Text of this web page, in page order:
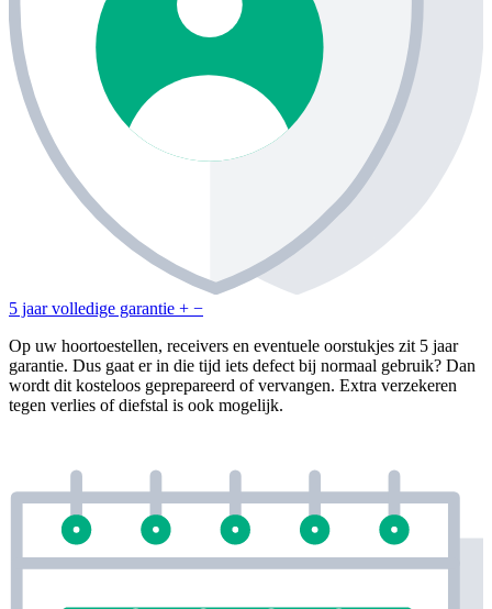
5 jaar volledige garantie + −
Op uw hoortoestellen, receivers en eventuele oorstukjes zit 5 jaar
garantie. Dus gaat er in die tijd iets defect bij normaal gebruik? Dan
wordt dit kosteloos geprepareerd of vervangen. Extra verzekeren
tegen verlies of diefstal is ook mogelijk.